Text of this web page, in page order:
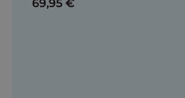
69,95 €